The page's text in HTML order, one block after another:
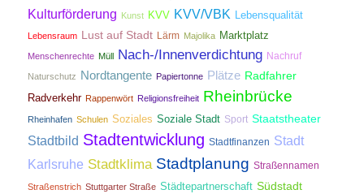
Kulturförderung Kunst KVV KVV/VBK Lebensqualität
Lebensraum Lust auf Stadt Lärm Majolika Marktplatz
Menschenrechte Müll Nach-/Innenverdichtung Nachruf
Naturschutz Nordtangente Papiertonne Plätze Radfahrer
Radverkehr Rappenwört Religionsfreiheit Rheinbrücke
Rheinhafen Schulen Soziales Soziale Stadt Sport Staatstheater
Stadtbild Stadtentwicklung Stadtfinanzen Stadt
Karlsruhe Stadtklima Stadtplanung Straßennamen
Straßenstrich Stuttgarter Straße Städtepartnerschaft Südstadt